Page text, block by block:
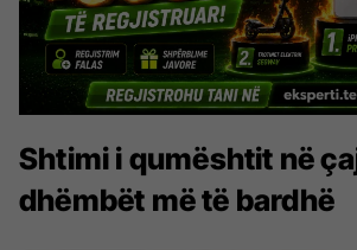
Shtimi i qumështit në
dhëmbët më të bardhë